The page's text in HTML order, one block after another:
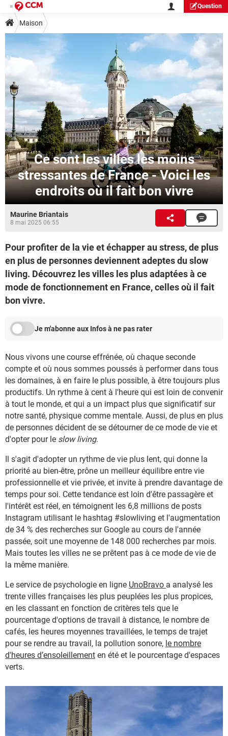
Question
Maison
Ce sont les villes les moins
stressantes de France - Voici les
endroits où il fait bon vivre
Maurine Briantais
8 mai 2025 06:55
Pour profiter de la vie et échapper au stress, de plus
en plus de personnes deviennent adeptes du slow
living. Découvrez les villes les plus adaptées à ce
mode de fonctionnement en France, celles où il fait
bon vivre.
Je m'abonne aux Infos à ne pas rater
Nous vivons une course effrénée, où chaque seconde
compte et où nous sommes poussés à performer dans tous
les domaines, à en faire le plus possible, à être toujours plus
productifs. Un rythme à cent à l'heure qui est loin de convenir
à tout le monde, et qui a un impact plus que significatif sur
notre santé, physique comme mentale. Aussi, de plus en plus
de personnes décident de se détourner de ce mode de vie et
d'opter pour le slow living.
Il s'agit d'adopter un rythme de vie plus lent, qui donne la
priorité au bien-être, prône un meilleur équilibre entre vie
professionnelle et vie privée, et invite à prendre davantage de
temps pour soi. Cette tendance est loin d'être passagère et
l'intérêt est réel, en témoignent les 6,8 millions de posts
Instagram utilisant le hashtag #slowliving et l'augmentation
de 34 % des recherches sur Google au cours de l'année
passée, soit une moyenne de 148 000 recherches par mois.
Mais toutes les villes ne se prêtent pas à ce mode de vie de
la même manière.
Le service de psychologie en ligne UnoBravo a analysé les
trente villes françaises les plus peuplées les plus propices,
en les classant en fonction de critères tels que le
pourcentage d'options de travail à distance, le nombre de
cafés, les heures moyennes travaillées, le temps de trajet
pour se rendre au travail, la pollution sonore, le nombre
d'heures d’ensoleillement en été et le pourcentage d'espaces
verts.